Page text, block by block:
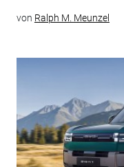
von Ralph M. Meunzel